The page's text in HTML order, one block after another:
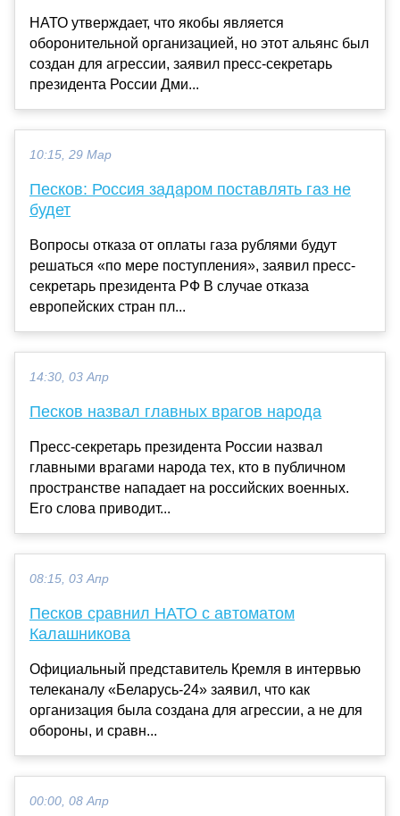
НАТО утверждает, что якобы является
оборонительной организацией, но этот альянс был
создан для агрессии, заявил пресс-секретарь
президента России Дми...
10:15, 29 Мар
Песков: Россия задаром поставлять газ не
будет
Вопросы отказа от оплаты газа рублями будут
решаться «по мере поступления», заявил пресс-
секретарь президента РФ В случае отказа
европейских стран пл...
14:30, 03 Апр
Песков назвал главных врагов народа
Пресс-секретарь президента России назвал
главными врагами народа тех, кто в публичном
пространстве нападает на российских военных.
Его слова приводит...
08:15, 03 Апр
Песков сравнил НАТО с автоматом
Калашникова
Официальный представитель Кремля в интервью
телеканалу «Беларусь-24» заявил, что как
организация была создана для агрессии, а не для
обороны, и сравн...
00:00, 08 Апр